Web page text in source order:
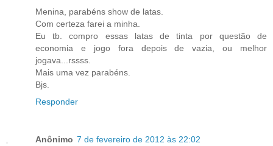
Menina, parabéns show de latas.
Com certeza farei a minha.
Eu tb. compro essas latas de tinta por questão de
economia e jogo fora depois de vazia, ou melhor
jogava...rssss.
Mais uma vez parabéns.
Bjs.
Responder
Anônimo 7 de fevereiro de 2012 às 22:02